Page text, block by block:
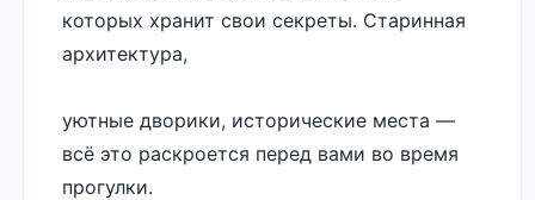
которых хранит свои секреты. Старинная
архитектура,
уютные дворики, исторические места —
всё это раскроется перед вами во время
прогулки.